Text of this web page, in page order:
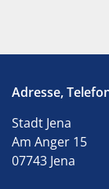
Adresse,
Stadt Jena
Am Anger 15
07743 Jena